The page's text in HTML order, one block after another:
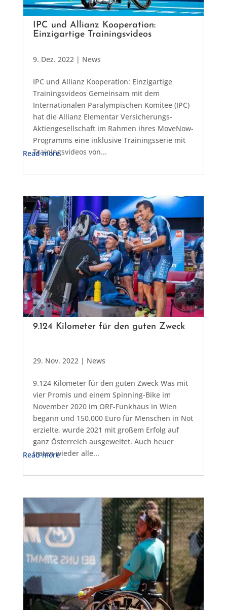
IPC und Allianz Kooperation:
Einzigartige Trainingsvideos
9. Dez. 2022| News
IPC und Allianz Kooperation: Einzigartige
Trainingsvideos Gemeinsam mit dem
Internationalen Paralympischen Komitee (IPC)
hat die Allianz Elementar Versicherungs-
Aktiengesellschaft im Rahmen ihres MoveNow-
Programms eine inklusive Trainingsserie mit
Trainingsvideos von...
Read more
9.124 Kilometer für den guten Zweck
29. Nov. 2022| News
9.124 Kilometer für den guten Zweck Was mit
vier Promis und einem Spinning-Bike im
November 2020 im ORF-Funkhaus in Wien
begann und 150.000 Euro für Menschen in Not
erzielte, wurde 2021 mit großem Erfolg auf
ganz Österreich ausgeweitet. Auch heuer
traten wieder alle...
Read more